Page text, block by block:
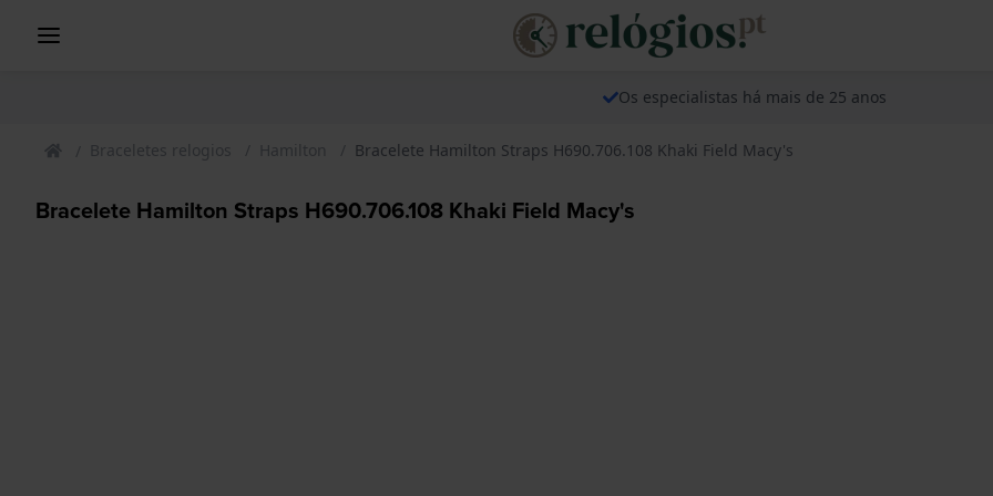
Os especialistas há mais de 25 anos
Braceletes relogios Hamilton Bracelete Hamilton Straps H690.706.108 Khaki Field Macy's
Bracelete Hamilton Straps H690.706.108 Khaki Field Macy's